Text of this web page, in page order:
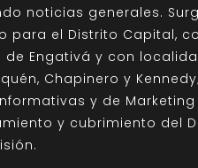
noticias generales.
para el Distrito Capital,
de Engativá y con
Chapinero y
y de
y cubrimiento del